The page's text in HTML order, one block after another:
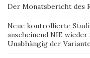
Der Monatsbericht des
Neue kontrollierte
anscheinend NIE
Unabhängig der Variante